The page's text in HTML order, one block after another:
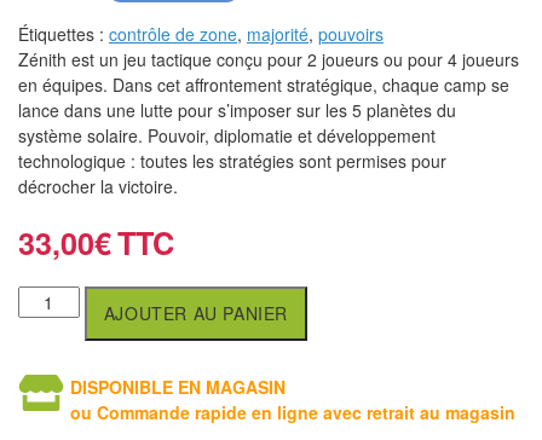
Pendules
Echiquier
pour
aveugles
Logiciels
d'échecs
Livres
anglais
Étiquettes : contrôle de zone, majorité, pouvoirs
Zénith est un jeu tactique conçu pour 2 joueurs ou pour 4 joueurs
en équipes. Dans cet affrontement stratégique, chaque camp se
lance dans une lutte pour s’imposer sur les 5 planètes du
système solaire. Pouvoir, diplomatie et développement
technologique : toutes les stratégies sont permises pour
décrocher la victoire.
33,00€
AJOUTER AU PANIER
DISPONIBLE EN MAGASIN
ou Commande rapide en ligne avec retrait au magasin